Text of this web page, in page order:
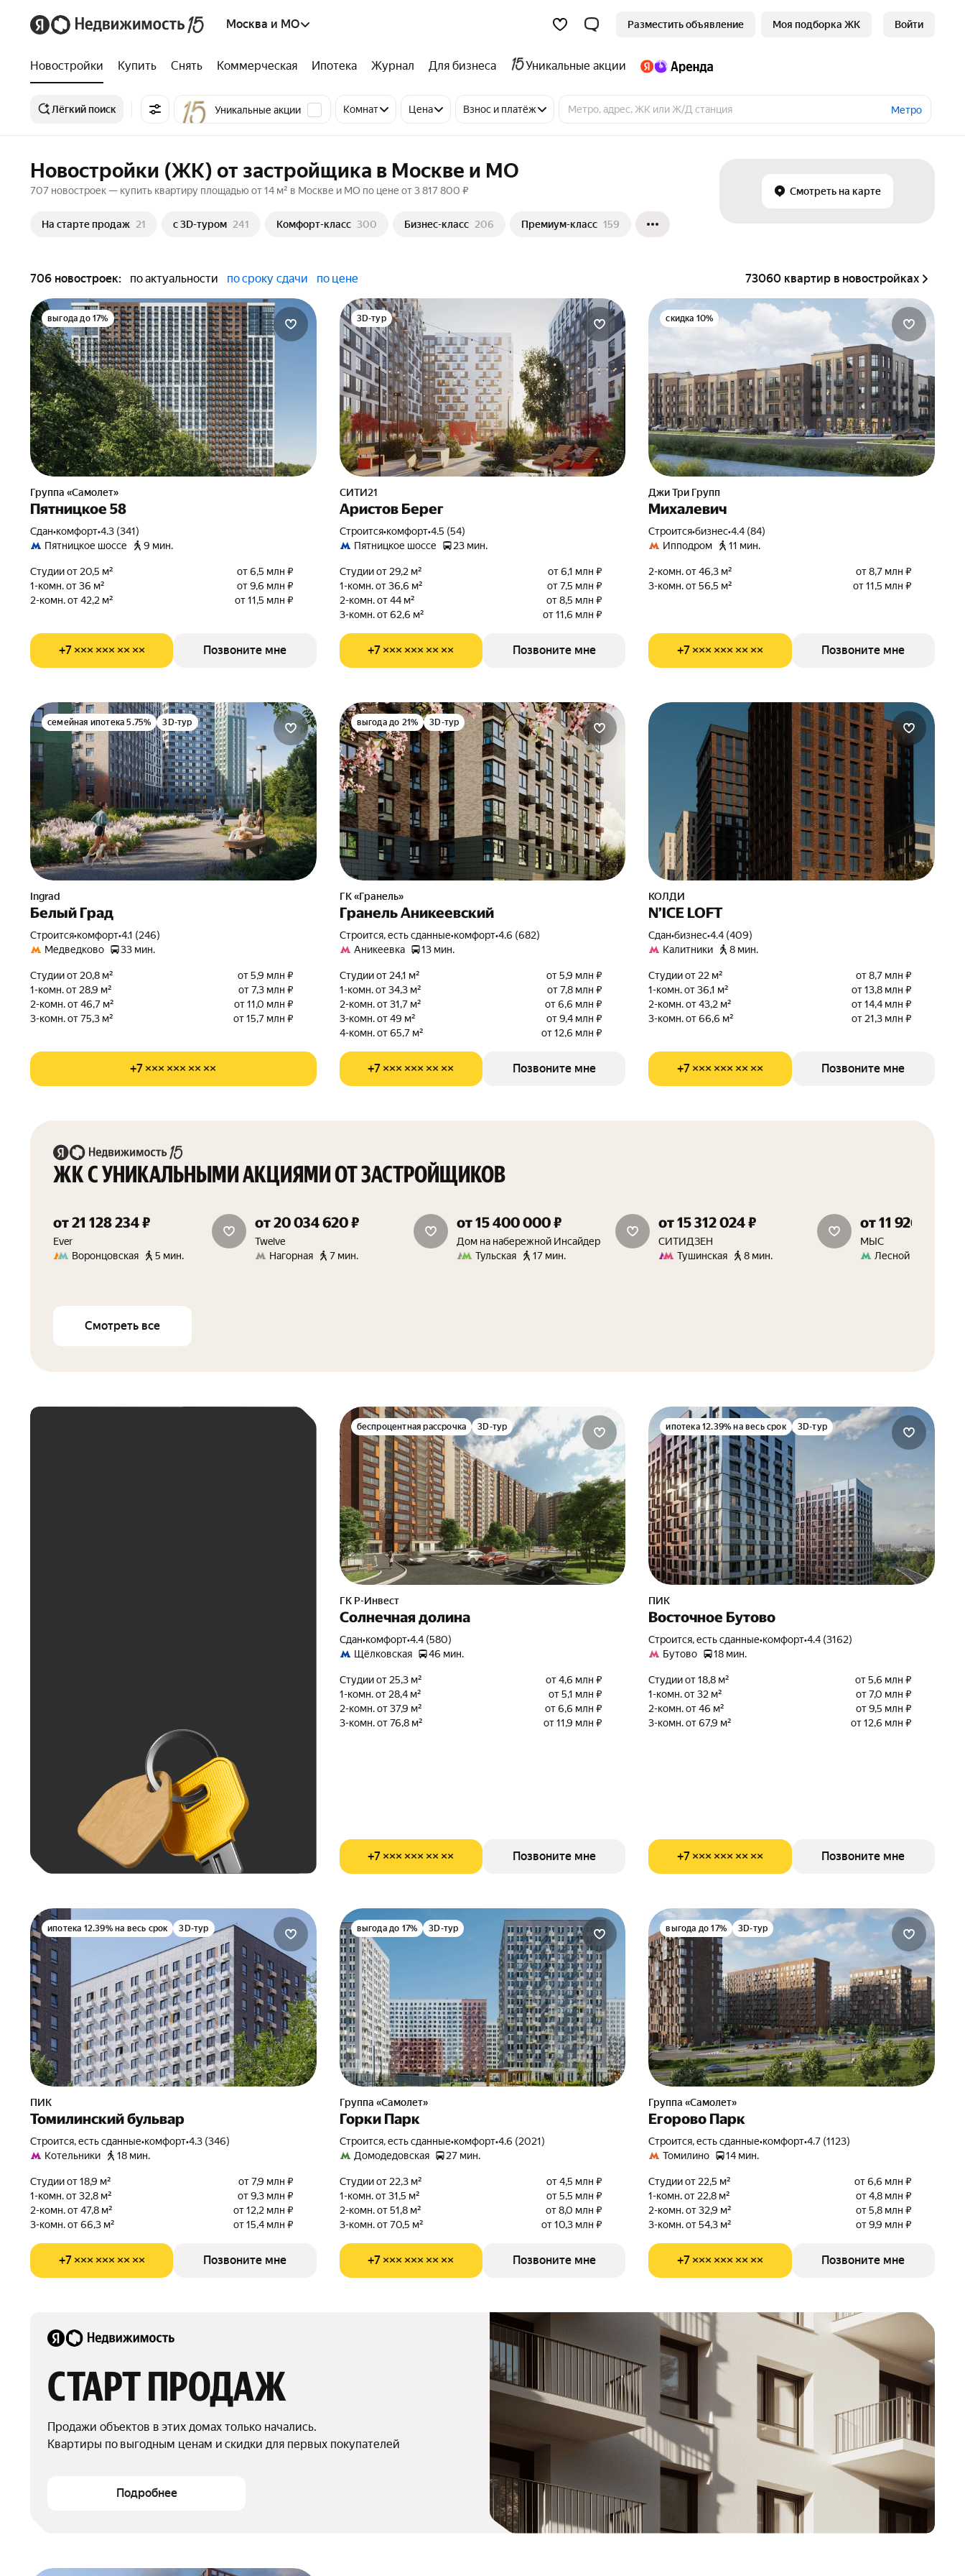
Москва и МО Разместить объявление Моя подборка ЖК Войти
Новостройки Купить Снять Коммерческая Ипотека Журнал Для бизнеса Уникальные акции
Лёгкий поиск Уникальные акции Комнат Цена Взнос и платёж Метро
Новостройки (ЖК) от застройщика в Москве и МО
707 новостроек — купить квартиру площадью от 14 м² в Москве и МО по цене от 3 817 800 ₽
На старте продаж 21 c 3D-туром 241 Комфорт-класс 300 Бизнес-класс 206 Премиум-класс 159
Смотреть на карте
706 новостроек: по актуальности по сроку сдачи по цене 73060 квартир в новостройках
выгода до 17%
Группа «Самолет»
Пятницкое 58
Сдан•комфорт•4.3 (341)
Пятницкое шоссе
9 мин.
Студии от 20,5 м²
от 6,5 млн ₽
1-комн. от 36 м²
от 9,6 млн ₽
2-комн. от 42,2 м²
от 11,5 млн ₽
+7 ××× ××× ×× ×× Позвоните мне
3D-тур
СИТИ21
Аристов Берег
Строится•комфорт•4.5 (54)
Пятницкое шоссе
23 мин.
Студии от 29,2 м²
от 6,1 млн ₽
1-комн. от 36,6 м²
от 7,5 млн ₽
2-комн. от 44 м²
от 8,5 млн ₽
3-комн. от 62,6 м²
от 11,6 млн ₽
+7 ××× ××× ×× ×× Позвоните мне
скидка 10%
Джи Три Групп
Михалевич
Строится•бизнес•4.4 (84)
Ипподром
11 мин.
2-комн. от 46,3 м²
от 8,7 млн ₽
3-комн. от 56,5 м²
от 11,5 млн ₽
+7 ××× ××× ×× ×× Позвоните мне
семейная ипотека 5.75% 3D-тур
Ingrad
Белый Град
Строится•комфорт•4.1 (246)
Медведково
33 мин.
Студии от 20,8 м²
от 5,9 млн ₽
1-комн. от 28,9 м²
от 7,3 млн ₽
2-комн. от 46,7 м²
от 11,0 млн ₽
3-комн. от 75,3 м²
от 15,7 млн ₽
+7 ××× ××× ×× ××
выгода до 21% 3D-тур
ГК «Гранель»
Гранель Аникеевский
Строится, есть сданные•комфорт•4.6 (682)
Аникеевка
13 мин.
Студии от 24,1 м²
от 5,9 млн ₽
1-комн. от 34,3 м²
от 7,8 млн ₽
2-комн. от 31,7 м²
от 6,6 млн ₽
3-комн. от 49 м²
от 9,4 млн ₽
4-комн. от 65,7 м²
от 12,6 млн ₽
+7 ××× ××× ×× ×× Позвоните мне
КОЛДИ
N’ICE LOFT
Сдан•бизнес•4.4 (409)
Калитники
8 мин.
Студии от 22 м²
от 8,7 млн ₽
1-комн. от 36,1 м²
от 13,8 млн ₽
2-комн. от 43,2 м²
от 14,4 млн ₽
3-комн. от 66,6 м²
от 21,3 млн ₽
+7 ××× ××× ×× ×× Позвоните мне
ЖК С УНИКАЛЬНЫМИ АКЦИЯМИ ОТ ЗАСТРОЙЩИКОВ
скидка 1.5%
от 21 128 234 ₽
Ever
Воронцовская
5 мин.
от 20 034 620 ₽
Twelve
Нагорная
7 мин.
скидка от 15%
от 15 400 000 ₽
Дом на набережной Инсайдер
Тульская
17 мин.
скидки до 15%
от 15 312 024 ₽
СИТИДЗЕН
Тушинская
8 мин.
скидки 15%
от 11 926 931 ₽
МЫС
Лесной Городок
Смотреть все
беспроцентная рассрочка 3D-тур
ГК Р-Инвест
Солнечная долина
Сдан•комфорт•4.4 (580)
Щёлковская
46 мин.
Студии от 25,3 м²
от 4,6 млн ₽
1-комн. от 28,4 м²
от 5,1 млн ₽
2-комн. от 37,9 м²
от 6,6 млн ₽
3-комн. от 76,8 м²
от 11,9 млн ₽
+7 ××× ××× ×× ×× Позвоните мне
ипотека 12.39% на весь срок 3D-тур
ПИК
Восточное Бутово
Строится, есть сданные•комфорт•4.4 (3162)
Бутово
18 мин.
Студии от 18,8 м²
от 5,6 млн ₽
1-комн. от 32 м²
от 7,0 млн ₽
2-комн. от 46 м²
от 9,5 млн ₽
3-комн. от 67,9 м²
от 12,6 млн ₽
+7 ××× ××× ×× ×× Позвоните мне
ипотека 12.39% на весь срок 3D-тур
ПИК
Томилинский бульвар
Строится, есть сданные•комфорт•4.3 (346)
Котельники
18 мин.
Студии от 18,9 м²
от 7,9 млн ₽
1-комн. от 32,8 м²
от 9,3 млн ₽
2-комн. от 47,8 м²
от 12,2 млн ₽
3-комн. от 66,3 м²
от 15,4 млн ₽
+7 ××× ××× ×× ×× Позвоните мне
выгода до 17% 3D-тур
Группа «Самолет»
Горки Парк
Строится, есть сданные•комфорт•4.6 (2021)
Домодедовская
27 мин.
Студии от 22,3 м²
от 4,5 млн ₽
1-комн. от 31,5 м²
от 5,5 млн ₽
2-комн. от 51,8 м²
от 8,0 млн ₽
3-комн. от 70,5 м²
от 10,3 млн ₽
+7 ××× ××× ×× ×× Позвоните мне
выгода до 17% 3D-тур
Группа «Самолет»
Егорово Парк
Строится, есть сданные•комфорт•4.7 (1123)
Томилино
14 мин.
Студии от 22,5 м²
от 6,6 млн ₽
1-комн. от 22,8 м²
от 4,8 млн ₽
2-комн. от 32,9 м²
от 5,8 млн ₽
3-комн. от 54,3 м²
от 9,9 млн ₽
+7 ××× ××× ×× ×× Позвоните мне
СТАРТ ПРОДАЖ
Продажи объектов в этих домах только начались.
Квартиры по выгодным ценам и скидки для первых покупателей
Подробнее